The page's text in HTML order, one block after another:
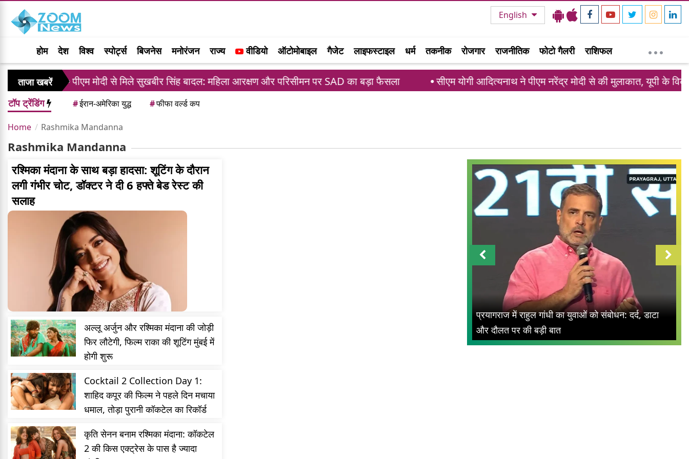
English
होम देश विश्व स्पोर्ट्स बिजनेस मनोरंजन राज्य वीडियो ऑटोमोबाइल गैजेट लाइफस्टाइल धर्म तकनीक रोजगार राजनीतिक फोटो गैलरी राशिफल
ताजा खबरें
राहत पीएम मोदी से मिले सुखबीर सिंह बादल: महिला आरक्षण और परिसीमन पर SAD का बड़ा फैसला सीएम योगी आदित्यनाथ ने पीएम नरेंद्र मोदी से की मुलाकात, यूपी के विकास
टॉप ट्रेंडिंग #ईरान-अमेरिका युद्ध #फीफा वर्ल्ड कप
Home Rashmika Mandanna
Rashmika Mandanna
रश्मिका मंदाना के साथ बड़ा हादसा: शूटिंग के दौरान
लगी गंभीर चोट, डॉक्टर ने दी 6 हफ्ते बेड रेस्ट की
सलाह
अल्लू अर्जुन और रश्मिका मंदाना की जोड़ी
फिर लौटेगी, फिल्म राका की शूटिंग मुंबई में
होगी शुरू
Cocktail 2 Collection Day 1:
शाहिद कपूर की फिल्म ने पहले दिन मचाया
धमाल, तोड़ा पुरानी कॉकटेल का रिकॉर्ड
कृति सेनन बनाम रश्मिका मंदाना: कॉकटेल
2 की किस एक्ट्रेस के पास है ज्यादा
प्रयागराज में राहुल गांधी का युवाओं को संबोधन: दर्द, डाटा
और दौलत पर की बड़ी बात